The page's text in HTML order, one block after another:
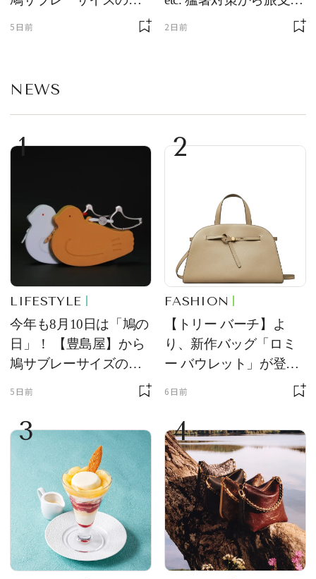
ーチ「はとっこ」を限
5日前
まで！ ｜今週の人気記
2日前
NEWS
1
LIFESTYLE
今年も8月10日は「鳩の
日」！ 【豊島屋】から
鳩サブレーサイズのポ
ーチ「はとっこ」を限
5日前
2
FASHION
【トリー バーチ】よ
り、新作バッグ「ロミ
ー バウレット」が登
場！ デザイン性と収納
6日前
3 4